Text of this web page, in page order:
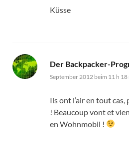
Küsse
Der Backpacker-
September 2012 beim 11 h 18
Ils ont l’air en tout cas
! Beaucoup vont et
en Wohnmobil !